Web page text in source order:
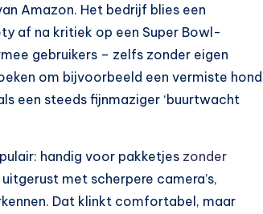
Amazon. Het bedrijf blies een
af na kritiek op een Super Bowl-
gebruikers – zelfs zonder eigen
om bijvoorbeeld een vermiste hond
een steeds fijnmaziger ‘buurtwacht
handig voor pakketjes zonder
met scherpere camera’s,
Dat klinkt comfortabel, maar